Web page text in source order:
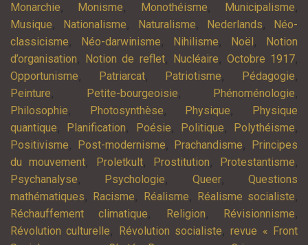
Monarchie, Monisme, Monothéisme, Municipalisme,
Musique, Nationalisme, Naturalisme, Nederlands,
Néo-
classicisme, Néo-darwinisme, Nihilisme, Noël ,
Notion
d’organisation, Notion de reflet, Nucléaire, Octobre 1917,
Opportunisme, Patriarcat, Patriotisme, Pédagogie,
Peinture, Petite-bourgeoisie, Phénoménologie,
Philosophie, Photosynthèse, Physique,
Physique
quantique, Planification, Poésie, Politique, Polythéisme,
Positivisme, Post-modernisme, Prachandisme,
Principes
du mouvement, Proletkult, Prostitution, Protestantisme,
Psychanalyse, Psychologie, Queer,Questions
mathématiques, Racisme, Réalisme, Réalisme socialiste,
Réchauffement climatique, Religion, Révisionnisme,
Révolution culturelle, Révolution socialiste,revue « Front